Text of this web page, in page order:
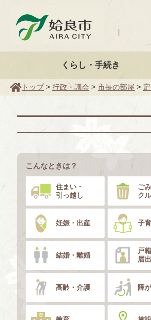
くらし・手続き
トップ> 行政・議会 > 市長の部屋 >
こんなときは？
住まい・
引っ越し
ご
クル
妊娠・出産 子
結婚・離婚
戸
届出
高齢・介護 障